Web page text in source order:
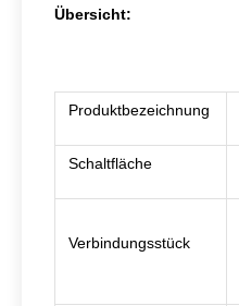
Übersicht:
Produktbezeichnung
Schaltfläche
Verbindungsstück